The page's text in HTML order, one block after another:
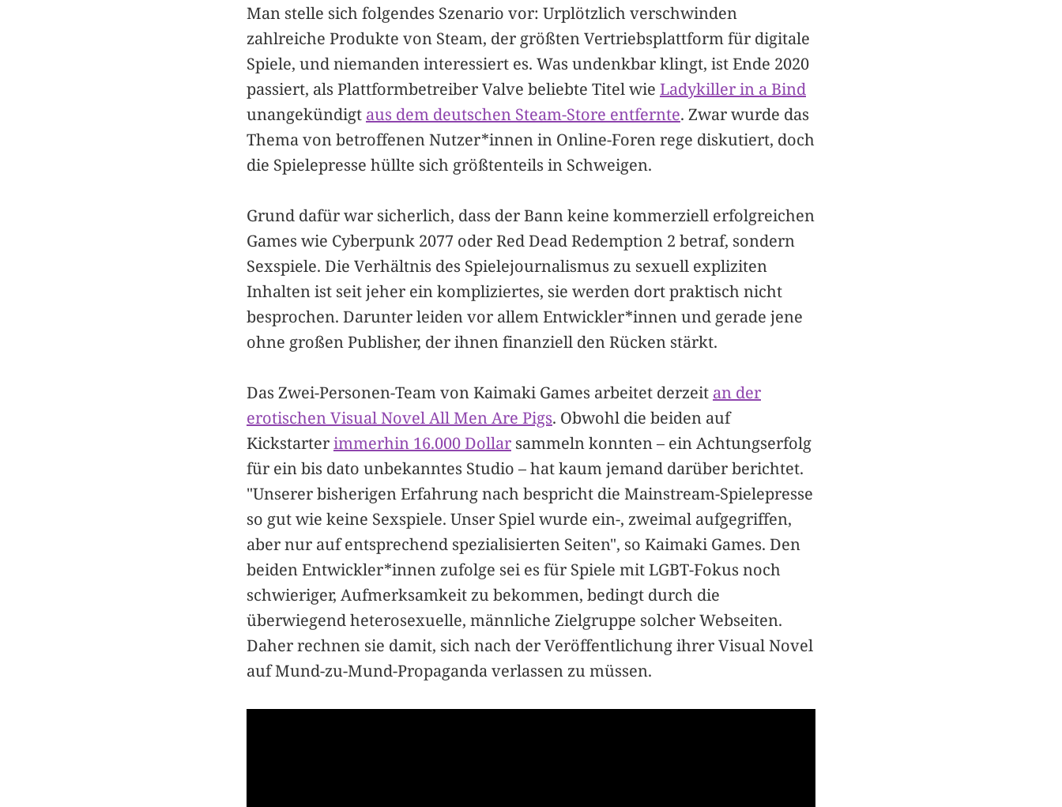
Man stelle sich folgendes Szenario vor: Urplötzlich verschwinden
zahlreiche Produkte von Steam, der größten Vertriebsplattform für digitale
Spiele, und niemanden interessiert es. Was undenkbar klingt, ist Ende 2020
passiert, als Plattformbetreiber Valve beliebte Titel wie Ladykiller in a Bind
unangekündigt aus dem deutschen Steam-Store entfernte. Zwar wurde das
Thema von betroffenen Nutzer*innen in Online-Foren rege diskutiert, doch
die Spielepresse hüllte sich größtenteils in Schweigen.
Grund dafür war sicherlich, dass der Bann keine kommerziell erfolgreichen
Games wie Cyberpunk 2077 oder Red Dead Redemption 2 betraf, sondern
Sexspiele. Die Verhältnis des Spielejournalismus zu sexuell expliziten
Inhalten ist seit jeher ein kompliziertes, sie werden dort praktisch nicht
besprochen. Darunter leiden vor allem Entwickler*innen und gerade jene
ohne großen Publisher, der ihnen finanziell den Rücken stärkt.
Das Zwei-Personen-Team von Kaimaki Games arbeitet derzeit an der
erotischen Visual Novel All Men Are Pigs. Obwohl die beiden auf
Kickstarterimmerhin 16.000 Dollar sammeln konnten – ein Achtungserfolg
für ein bis dato unbekanntes Studio – hat kaum jemand darüber berichtet.
"Unserer bisherigen Erfahrung nach bespricht die Mainstream-Spielepresse
so gut wie keine Sexspiele. Unser Spiel wurde ein-, zweimal aufgegriffen,
aber nur auf entsprechend spezialisierten Seiten", so Kaimaki Games. Den
beiden Entwickler*innen zufolge sei es für Spiele mit LGBT-Fokus noch
schwieriger, Aufmerksamkeit zu bekommen, bedingt durch die
überwiegend heterosexuelle, männliche Zielgruppe solcher Webseiten.
Daher rechnen sie damit, sich nach der Veröffentlichung ihrer Visual Novel
auf Mund-zu-Mund-Propaganda verlassen zu müssen.